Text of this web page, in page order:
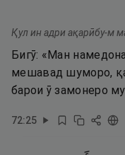
Қул ин адри ақарӣбу-м
Бигӯ: «Ман
мешавад шуморо,
барои ӯ замонеро
72:25